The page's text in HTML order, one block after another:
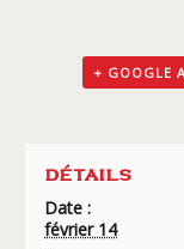
+ GOOGLE
DÉTAILS
Date :
février 14